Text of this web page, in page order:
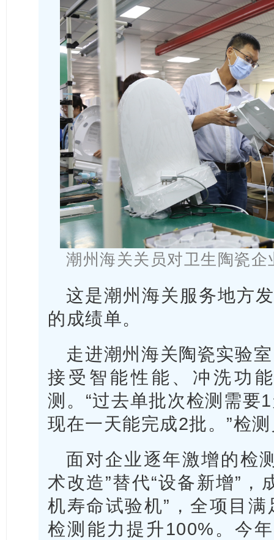
潮州海关关员对卫生陶瓷企
这是潮州海关服务地方
的成绩单。
走进潮州海关陶瓷实验
接受智能性能、冲洗功
测。“过去单批次检测需要
现在一天能完成2批。”检
面对企业逐年激增的检
术改造”替代“设备新增”，
机寿命试验机”，全项目
检测能力提升100%。今